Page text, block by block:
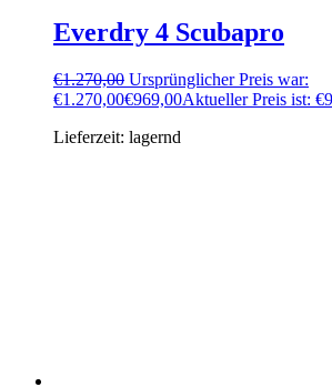
Everdry 4 Scubapro
€1.270,00 Ursprünglicher Preis war:
€1.270,00€969,00Aktueller Preis ist:
Lieferzeit: lagernd